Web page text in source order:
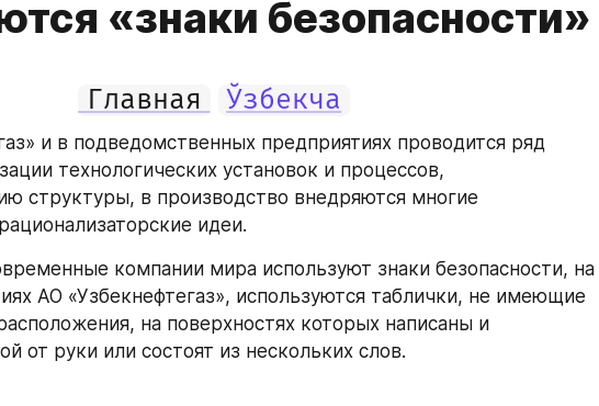
«знаки безопасности»
Главная Ўзбекча
и в подведомственных предприятиях проводится ряд
технологических установок и процессов,
структуры, в производство внедряются многие
идеи.
компании мира используют знаки безопасности, на
АО «Узбекнефтегаз», используются таблички, не имеющие
на поверхностях которых написаны и
от руки или состоят из нескольких слов.